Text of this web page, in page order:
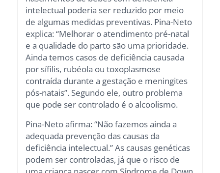
intelectual poderia ser reduzido por meio
de algumas medidas preventivas. Pina-Neto
explica: “Melhorar o atendimento pré-natal
e a qualidade do parto são uma prioridade.
Ainda temos casos de deficiência causada
por sífilis, rubéola ou toxoplasmose
contraída durante a gestação e meningites
pós-natais”. Segundo ele, outro problema
que pode ser controlado é o alcoolismo.
Pina-Neto afirma: “Não fazemos ainda a
adequada prevenção das causas da
deficiência intelectual.” As causas genéticas
podem ser controladas, já que o risco de